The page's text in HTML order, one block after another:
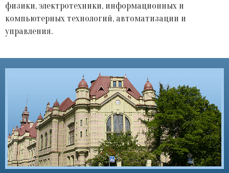
физики, электротехники, информационных и
компьютерных технологий, автоматизации и
управления.